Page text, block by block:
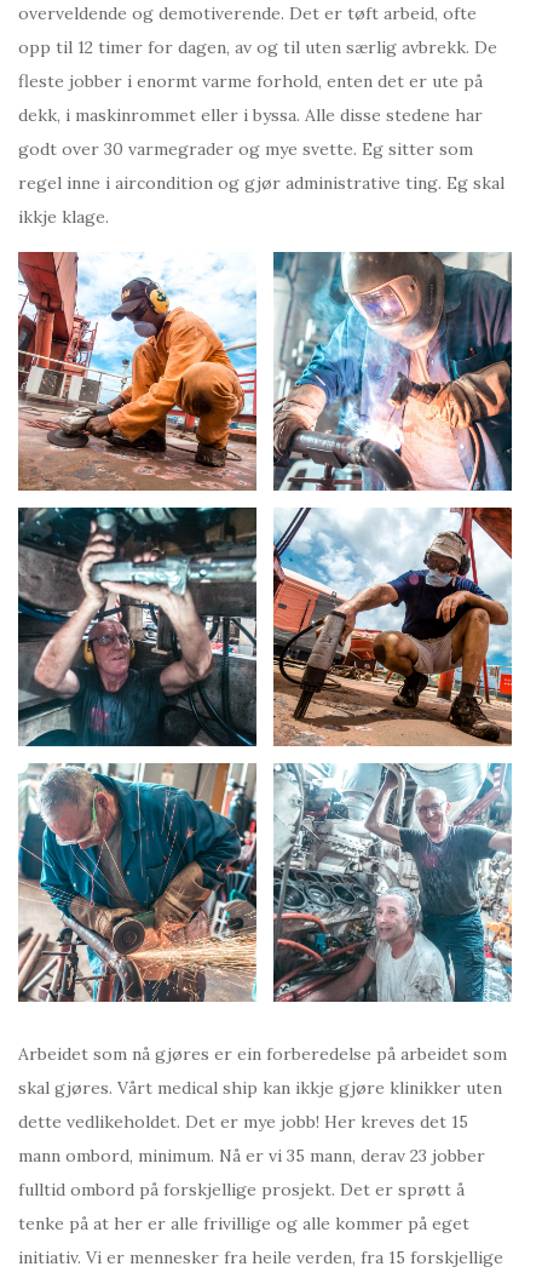
overveldende og demotiverende. Det er tøft arbeid, ofte
opp til 12 timer for dagen, av og til uten særlig avbrekk. De
fleste jobber i enormt varme forhold, enten det er ute på
dekk, i maskinrommet eller i byssa. Alle disse stedene har
godt over 30 varmegrader og mye svette. Eg sitter som
regel inne i aircondition og gjør administrative ting. Eg skal
ikkje klage.
Arbeidet som nå gjøres er ein forberedelse på arbeidet som
skal gjøres. Vårt medical ship kan ikkje gjøre klinikker uten
dette vedlikeholdet. Det er mye jobb! Her kreves det 15
mann ombord, minimum. Nå er vi 35 mann, derav 23 jobber
fulltid ombord på forskjellige prosjekt. Det er sprøtt å
tenke på at her er alle frivillige og alle kommer på eget
initiativ. Vi er mennesker fra heile verden, fra 15 forskjellige